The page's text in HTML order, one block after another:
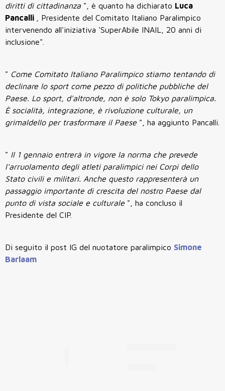
diritti di cittadinanza ", è quanto ha dichiarato Luca
Pancalli
, Presidente del Comitato Italiano Paralimpico
intervenendo all'iniziativa 'SuperAbile INAIL, 20 anni di
inclusione".
" Come Comitato Italiano Paralimpico stiamo tentando di
declinare lo sport come pezzo di politiche pubbliche del
Paese. Lo sport, d'altronde, non è solo Tokyo paralimpica.
È socialità, integrazione, è rivoluzione culturale, un
grimaldello per trasformare il Paese ", ha aggiunto Pancalli.
" Il 1 gennaio entrerà in vigore la norma che prevede
l'arruolamento degli atleti paralimpici nei Corpi dello
Stato civili e militari. Anche questo rappresenterà un
passaggio importante di crescita del nostro Paese dal
punto di vista sociale e culturale ", ha concluso il
Presidente del CIP.
Di seguito il post IG del nuotatore paralimpico Simone
Barlaam